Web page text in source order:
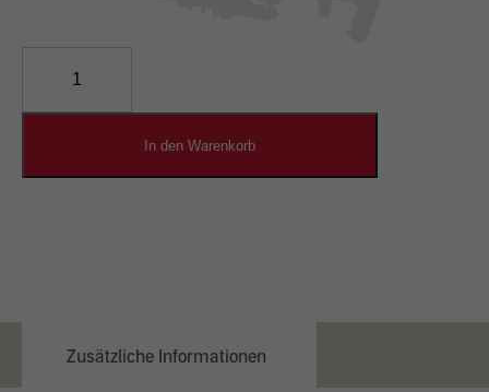
Designputz
In den Warenkorb
Zusätzliche Informationen